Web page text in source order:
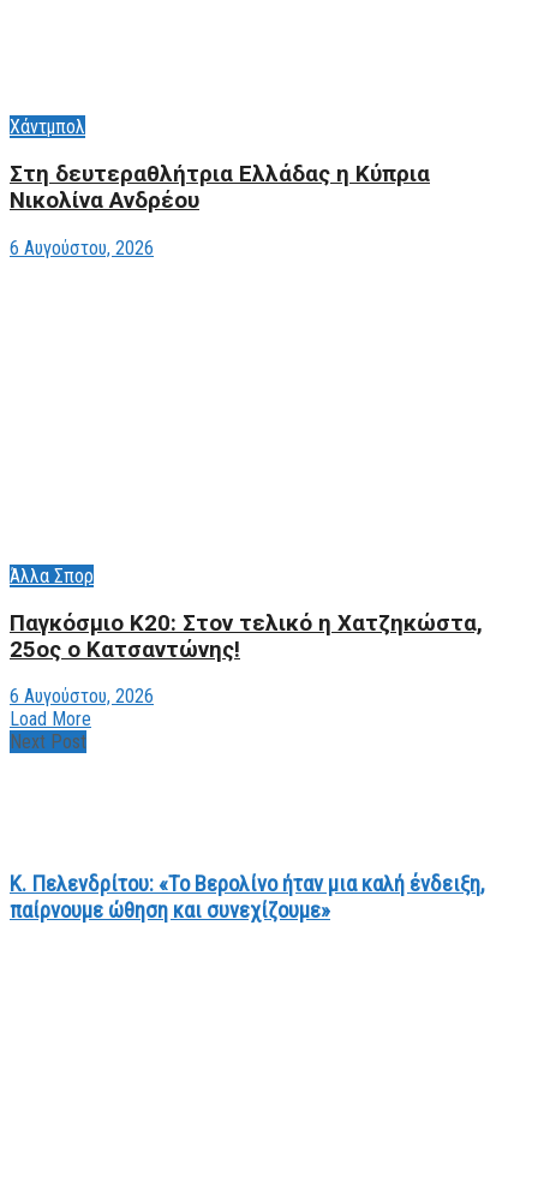
Χάντμπολ
Στη δευτεραθλήτρια Ελλάδας η Κύπρια
Νικολίνα Ανδρέου
6 Αυγούστου, 2026
Άλλα Σπορ
Παγκόσμιο Κ20: Στον τελικό η Χατζηκώστα,
25ος ο Κατσαντώνης!
6 Αυγούστου, 2026
Load More
Next Post
Κ. Πελενδρίτου: «Το Βερολίνο ήταν μια καλή ένδειξη,
παίρνουμε ώθηση και συνεχίζουμε»